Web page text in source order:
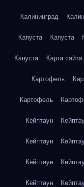
Калининград
Капуста Капуста
Капуста Карта сайта
Картофель
Картофель
Кейптаун
Кейптаун
Кейптаун
Кейптаун